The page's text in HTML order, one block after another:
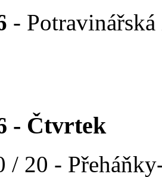
-
- Čtvrtek
/ 20 -